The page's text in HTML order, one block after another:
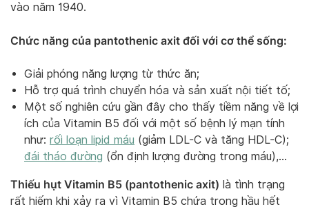
vào năm 1940.
Chức năng của pantothenic axit đối với cơ thể sống:
Giải phóng năng lượng từ thức ăn;
Hỗ trợ quá trình chuyển hóa và sản xuất nội tiết tố;
Một số nghiên cứu gần đây cho thấy tiềm năng về lợi
ích của Vitamin B5 đối với một số bệnh lý mạn tính
như: rối loạn lipid máu (giảm LDL-C và tăng HDL-C);
đái tháo đường (ổn định lượng đường trong máu),…
Thiếu hụt Vitamin B5 (pantothenic axit) là tình trạng
rất hiếm khi xảy ra vì Vitamin B5 chứa trong hầu hết